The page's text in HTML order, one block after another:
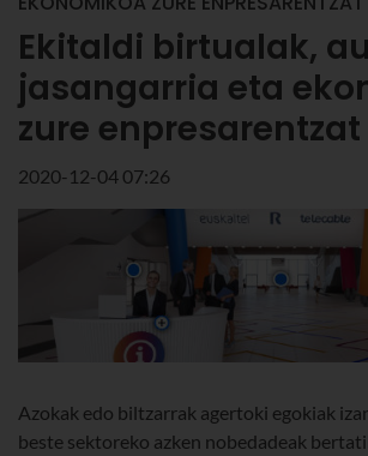
Ekitaldi birtualak,
jasangarria eta
zure enpresarentzat
2020-12-04 07:26
Azokak edo biltzarrak agertoki egokiak
beste sektoreko azken nobedadeak